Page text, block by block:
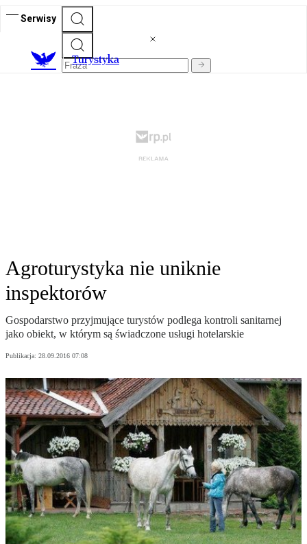
Serwisy
Turystyka
Agroturystyka nie uniknie
inspektorów
Gospodarstwo przyjmujące turystów podlega kontroli sanitarnej
jako obiekt, w którym są świadczone usługi hotelarskie
Publikacja: 28.09.2016 07:08